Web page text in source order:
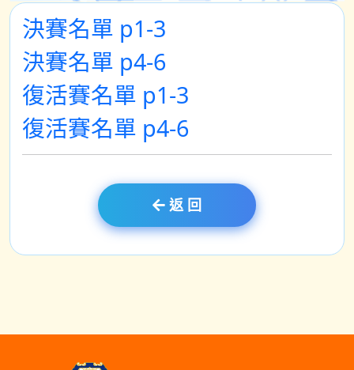
決賽名單 p1-3
決賽名單 p4-6
復活賽名單 p1-3
復活賽名單 p4-6
返 回